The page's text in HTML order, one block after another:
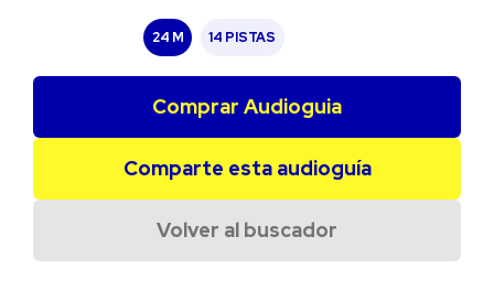
24 M 14 PISTAS
Comprar Audioguia
Comparte esta audioguía
Volver al buscador